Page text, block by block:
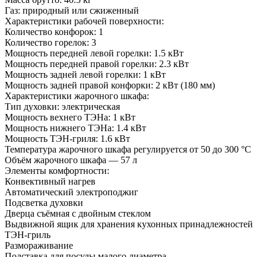
Газ: природный или сжиженный
Характеристики рабочей поверхности:
Количество конфорок: 1
Количество горелок: 3
Мощность передней левой горелки: 1.5 кВт
Мощность передней правой горелки: 2.3 кВт
Мощность задней левой горелки: 1 кВт
Мощность задней правой конфорки: 2 кВт (180 мм)
Характеристики жарочного шкафа:
Тип духовки: электрическая
Мощность вехнего ТЭНа: 1 кВт
Мощность нижнего ТЭНа: 1.4 кВт
Мощность ТЭН-гриля: 1.6 кВт
Температура жарочного шкафа регулируется от 50 до 300 °С
Объём жарочного шкафа — 57 л
Элементы комфортности:
Конвективный нагрев
Автоматический электроподжиг
Подсветка духовки
Дверца съёмная с двойным стеклом
Выдвижной ящик для хранения кухонных принадлежностей
ТЭН-гриль
Размораживание